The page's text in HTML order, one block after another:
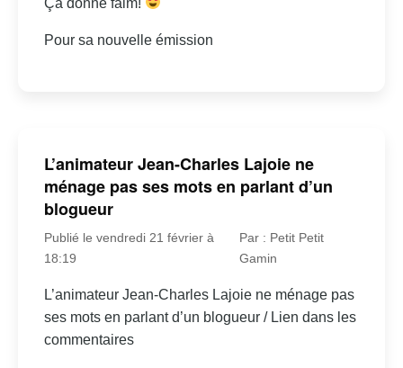
Pour sa nouvelle émission
L’animateur Jean-Charles Lajoie ne
ménage pas ses mots en parlant d’un
blogueur
Publié le vendredi 21 février à
18:19
Par : Petit Petit
Gamin
L’animateur Jean-Charles Lajoie ne ménage pas
ses mots en parlant d’un blogueur / Lien dans les
commentaires